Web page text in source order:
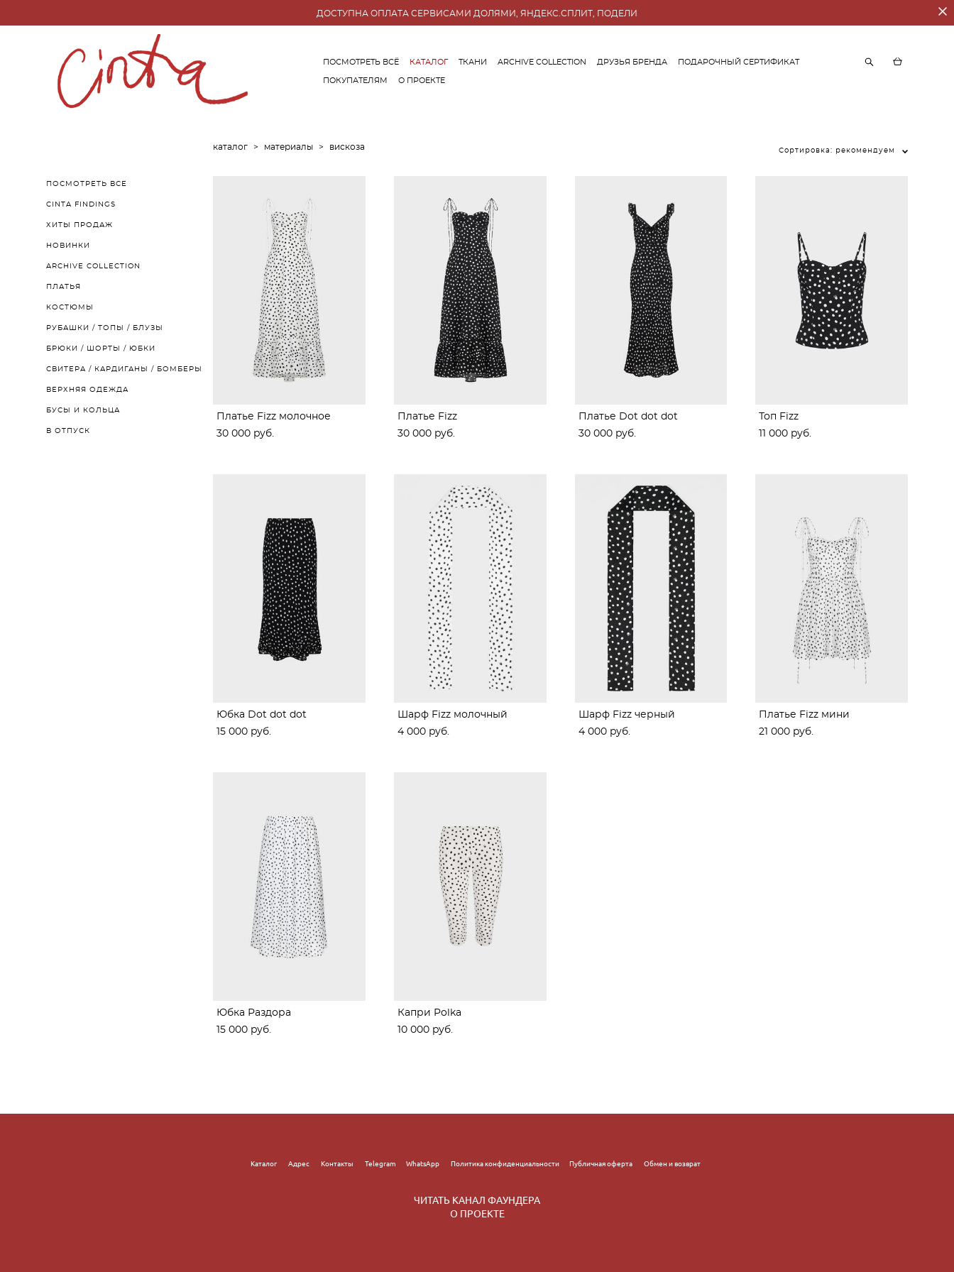
ДОСТУПНА ОПЛАТА СЕРВИСАМИ ДОЛЯМИ, ЯНДЕКС.СПЛИТ, ПОДЕЛИ
ПОСМОТРЕТЬ ВСЁ КАТАЛОГ ТКАНИ ARCHIVE COLLECTION ДРУЗЬЯ БРЕНДА ПОДАРОЧНЫЙ СЕРТИФИКАТ
ПОКУПАТЕЛЯМ О ПРОЕКТЕ
ПОСМОТРЕТЬ ВСЕ
CINTA FINDINGS
ХИТЫ ПРОДАЖ
НОВИНКИ
ARCHIVE COLLECTION
ПЛАТЬЯ
КОСТЮМЫ
РУБАШКИ / ТОПЫ / БЛУЗЫ
БРЮКИ / ШОРТЫ / ЮБКИ
СВИТЕРА / КАРДИГАНЫ / БОМБЕРЫ
ВЕРХНЯЯ ОДЕЖДА
БУСЫ И КОЛЬЦА
В ОТПУСК
каталог > материалы > вискоза Сортировка: рекомендуем
Платье Fizz молочное
30 000 pуб.
Платье Fizz
30 000 pуб.
Платье Dot dot dot
30 000 pуб.
Топ Fizz
11 000 pуб.
Юбка Dot dot dot
15 000 pуб.
Шарф Fizz молочный
4 000 pуб.
Шарф Fizz черный
4 000 pуб.
Платье Fizz мини
21 000 pуб.
Юбка Раздора
15 000 pуб.
Капри Polka
10 000 pуб.
Каталог Адрес Контакты Telegram WhatsApp Политика конфиденциальности Публичная оферта Обмен и возврат
ЧИТАТЬ КАНАЛ ФАУНДЕРА
О ПРОЕКТЕ